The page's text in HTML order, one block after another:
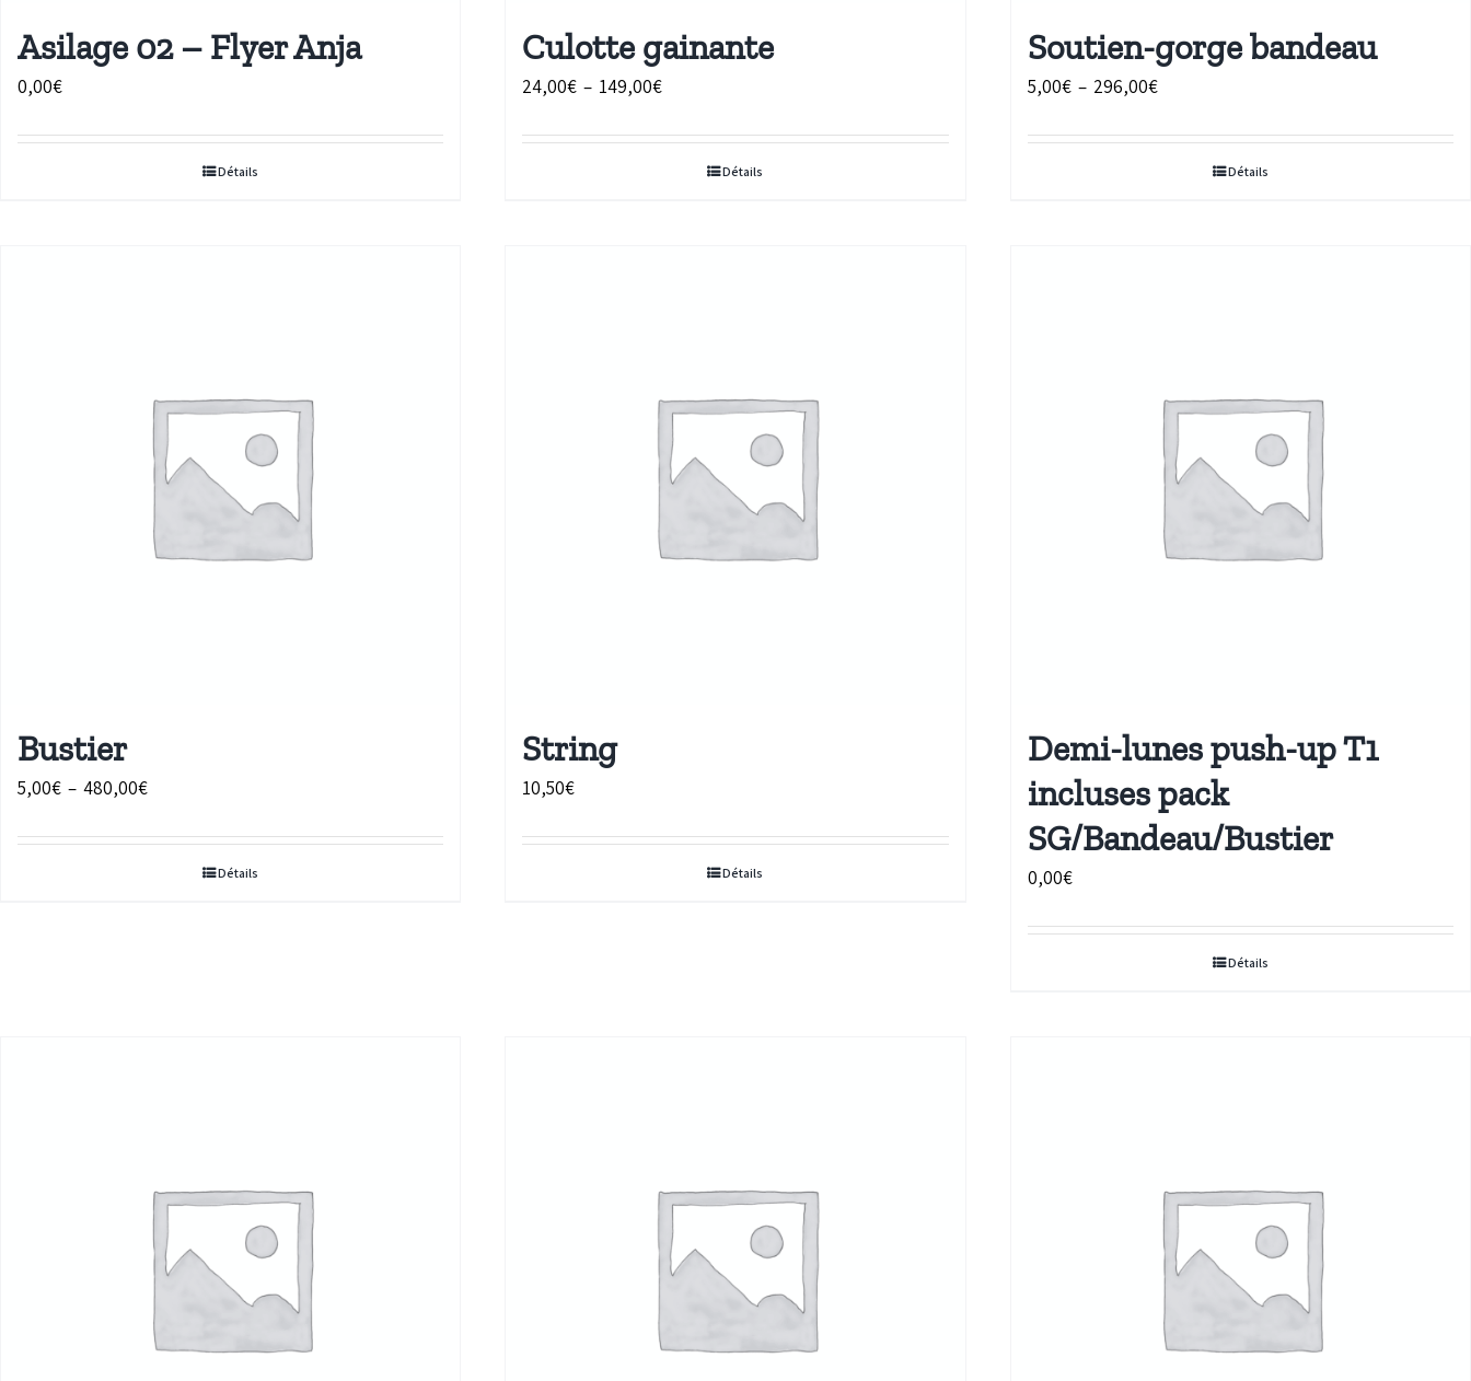
Asilage 02 – Flyer Anja
0,00€
Détails
Culotte gainante
24,00€ – 149,00€Plage
prix :
24,00€
Détails
Soutien-gorge bandeau
5,00€ – 296,00€Plage
prix :
Détails
Bustier
5,00€ – 480,00€Plage
prix :
Détails
String
10,50€
Détails
Demi-lunes push-up T1
incluses pack
SG/Bandeau/Bustier
0,00€
Détails